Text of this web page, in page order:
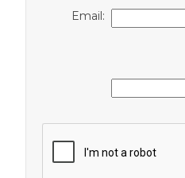
Email: